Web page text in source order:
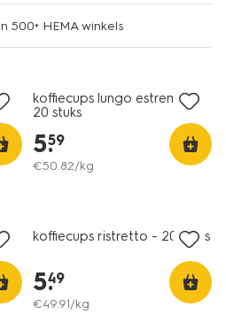
500+ HEMA winkels
koffiecups lungo estremo -
20 stuks
5.
59
€50.82/kg
koffiecups ristretto - 20 stuks
5.
49
€49.91/kg